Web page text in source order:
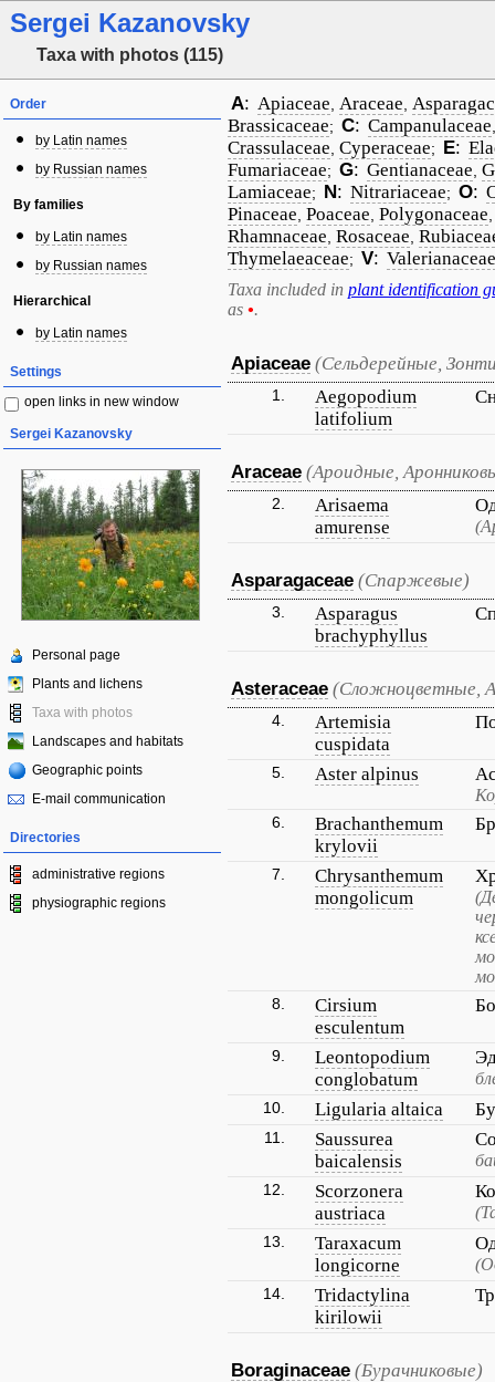
Sergei Kazanovsky
Taxa with photos (115)
Order
by Latin names
by Russian names
By families
by Latin names
by Russian names
Hierarchical
by Latin names
Settings
open links in new window
Sergei Kazanovsky
Personal page
Plants and lichens
Taxa with photos
Landscapes and habitats
Geographic points
E-mail communication
Directories
administrative regions
physiographic regions
A: Apiaceae Araceae
Brassicaceae; C: Campanulaceae
Crassulaceae Cyperaceae; E:
Fumariaceae; G: Gentianaceae
Lamiaceae; N: Nitrariaceae; O:
Pinaceae Poaceae Polygonaceae
Rhamnaceae Rosaceae
Thymelaeaceae; V: Valerianaceae
Taxa included in plant identification
as •.
Apiaceae (Сельдерейные,
1.
Aegopodium
latifolium
Araceae (Ароидные,
2.
Arisaema
amurense
Asparagaceae (Спаржевые)
3.
Asparagus
brachyphyllus
Asteraceae (Сложноцветные,
4.
Artemisia
cuspidata
5. Aster alpinus
6.
Brachanthemum
krylovii
7.
Chrysanthemum
mongolicum
8.
Cirsium
esculentum
9.
Leontopodium
conglobatum
10. Ligularia altaica
11.
Saussurea
baicalensis
12.
Scorzonera
austriaca
13.
Taraxacum
longicorne
14.
Tridactylina
kirilowii
Boraginaceae (Бурачниковые)